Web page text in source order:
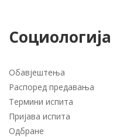
Социологија
Обавјештења
Распоред предавања
Термини испита
Пријава испита
Одбране